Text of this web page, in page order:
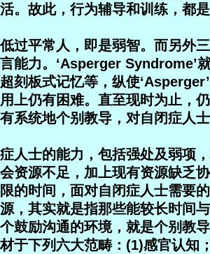
。故此，行为辅导和训练，都是
过平常人，即是弱智。而另外
能力。‘Asperger Syndrome’
刻板式记忆等，纵使
上仍有困难。直至现时为止，
系统地个别教导，对自闭症人士
人士的能力，包括强处及弱项
资源不足，加上现有资源缺乏
的时间，面对自闭症人士需要
，其实就是指那些能较长时间
鼓励沟通的环境，就是个别教
于下列六大范畴：(1)感官认知